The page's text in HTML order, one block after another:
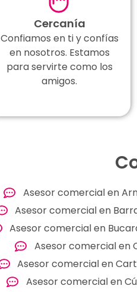
Cercanía
Confiamos en ti y confías
en nosotros. Estamos
para servirte como los
amigos.
Asesor comercial en
Asesor comercial en
Asesor comercial en
Asesor comercial en
Asesor comercial en
Asesor comercial en